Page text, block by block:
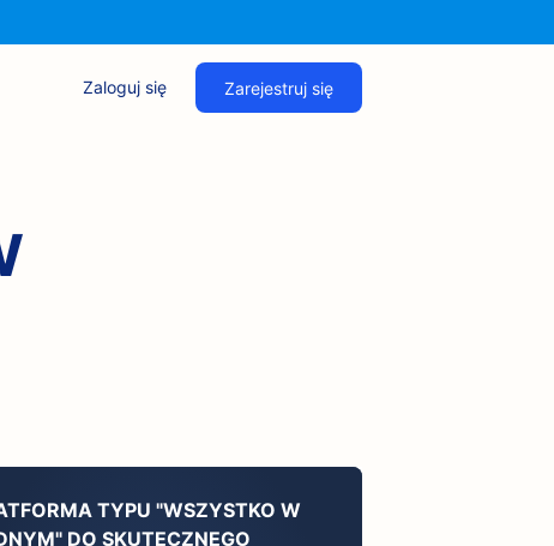
Zaloguj się Zarejestruj się
TYPU "WSZYSTKO W
DO SKUTECZNEGO